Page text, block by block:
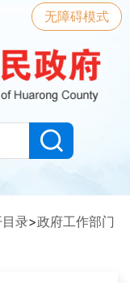
无障碍模式
录>政府工作部门